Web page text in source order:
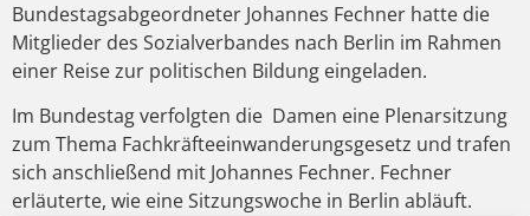
Bundestagsabgeordneter Johannes Fechner hatte die
Mitglieder des Sozialverbandes nach Berlin im Rahmen
einer Reise zur politischen Bildung eingeladen.
Im Bundestag verfolgten die Damen eine Plenarsitzung
zum Thema Fachkräfteeinwanderungsgesetz und trafen
sich anschließend mit Johannes Fechner. Fechner
erläuterte, wie eine Sitzungswoche in Berlin abläuft.